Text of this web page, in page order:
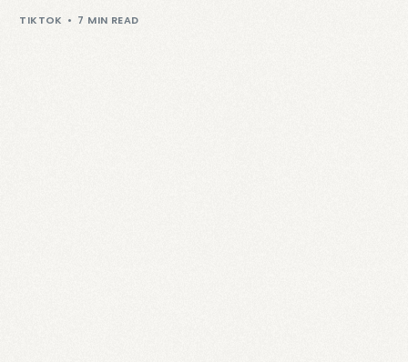
TIKTOK 7 MIN READ